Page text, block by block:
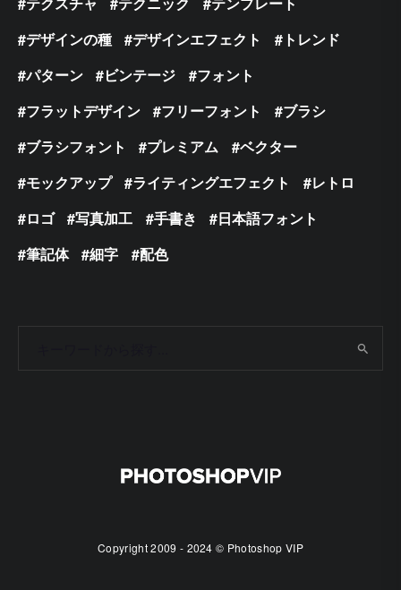
デザインの種
デザインエフェクト
トレンド
パターン
ビンテージ
フォント
フラットデザイン
フリーフォント
ブラシ
ブラシフォント
プレミアム
ベクター
モックアップ
ライティングエフェクト
レトロ
ロゴ
写真加工 手書き
日本語フォント
筆記体
細字 配色
Copyright 2009 - 2024 © Photoshop VIP